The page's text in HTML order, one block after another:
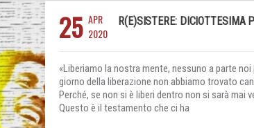
25 APR
2020
R(E)SISTERE: DICIOTTESIMA
«Liberiamo la nostra mente, nessuno a parte noi
giorno della liberazione non abbiamo trovato
Perché, se non si è liberi dentro non si sarà mai
Questo è il testamento che ci ha